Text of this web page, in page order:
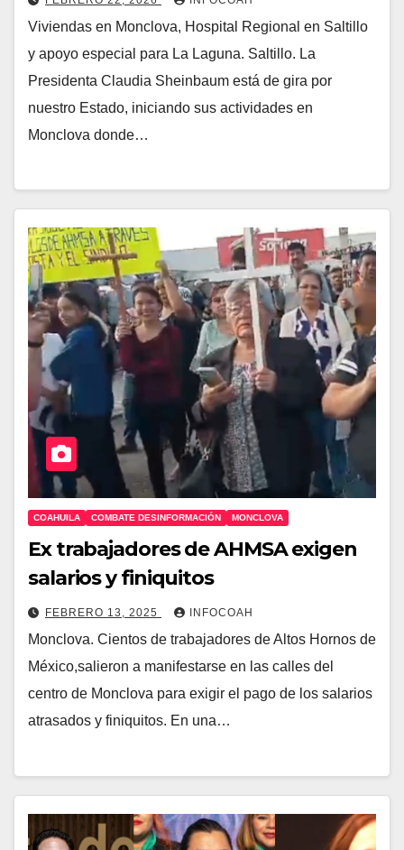
Viviendas en Monclova, Hospital Regional en Saltillo
y apoyo especial para La Laguna. Saltillo. La
Presidenta Claudia Sheinbaum está de gira por
nuestro Estado, iniciando sus actividades en
Monclova donde…
COAHUILA COMBATE DESINFORMACIÓN MONCLOVA
Ex trabajadores de AHMSA exigen
salarios y finiquitos
FEBRERO 13, 2025 INFOCOAH
Monclova. Cientos de trabajadores de Altos Hornos de
México,salieron a manifestarse en las calles del
centro de Monclova para exigir el pago de los salarios
atrasados y finiquitos. En una…